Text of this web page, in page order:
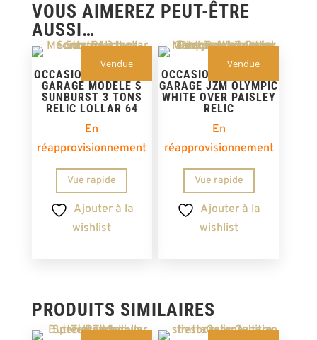
VOUS AIMEREZ PEUT-ÊTRE
AUSSI…
Vendue
OCCASION – GUITARE
GARAGE MODÈLE S
SUNBURST 3 TONS
RELIC LOLLAR 64
En
réapprovisionnement
Vue rapide
Ajouter à la
wishlist
Vendue
OCCASION – GUITARE
GARAGE JZM OLYMPIC
WHITE OVER PAISLEY
RELIC
En
réapprovisionnement
Vue rapide
Ajouter à la
wishlist
PRODUITS SIMILAIRES